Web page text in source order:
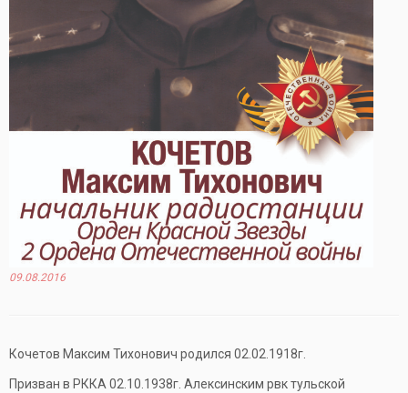
09.08.2016
Кочетов Максим Тихонович родился 02.02.1918г.
Призван в РККА 02.10.1938г. Алексинским рвк тульской